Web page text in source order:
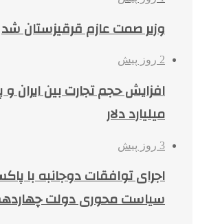
وزیر صمت عازم قرقیزستان شد
2 روز پیش
میلیارد دلار
3 روز پیش
اجرای توافقات دوجانبه با
سیاست محوری دولت